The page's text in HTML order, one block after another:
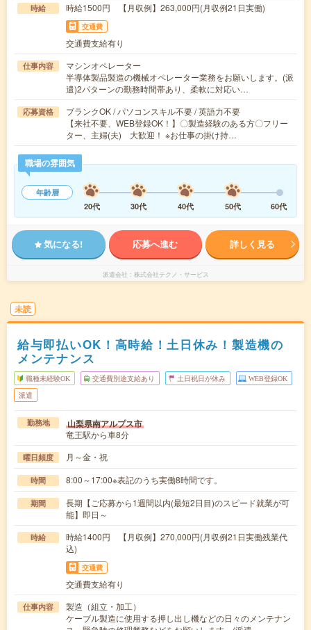
時給 時給1500円 【月収例】263,000円(月収例21日実働)
交通費
交通費支給有り
仕事内容
マシンオペレーター
半導体製品製造の機械オペレーター業務をお願いします。(派
遣)2パターンの勤務時間帯あり、柔軟に対応い…
応募資格
ブランクOK / パソコンスキル不要 / 英語力不要
【来社不要、WEB登録OK！】〇製造経験のある方〇フリー
ター、主婦(夫) 大歓迎！ ※お仕事の掛け持…
職場の雰囲気
年齢層
20代
30代 40代 50代 60代
気になる! 応募へ進む 詳しく見る
派遣会社 株式会社テクノ・サービス
未読
給与即払いOK！高時給！土日休み！製造機の
メンテナンス
職種未経験OK 交通費別途支給あり 土日祝日が休み WEB登録OK
派遣
勤務地 山梨県南アルプス市
竜王駅から車8分
曜日頻度 月～金・祝
時間 8:00～17:00※表記のうち実働8時間です。
期間
長期【ご応募から1週間以内(最短2日目)のスピード就業が可
能】即日～
時給
時給1400円 【月収例】270,000円(月収例21日実働残業代
込)
交通費
交通費支給有り
仕事内容
製造（組立・加工）
ケーブル製造に使用する押し出し機などの日々のメンテナン